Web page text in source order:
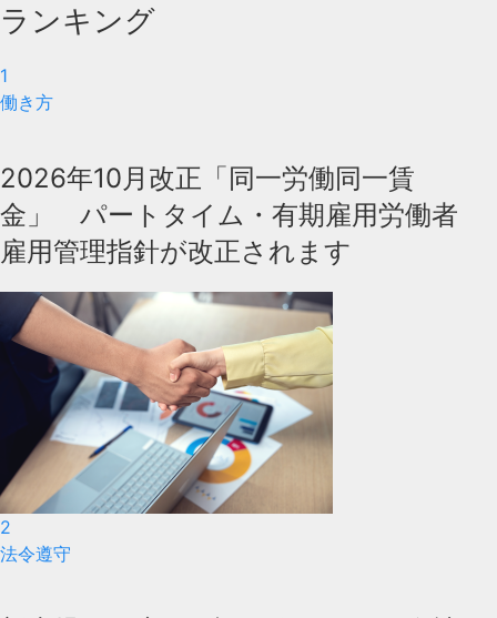
ランキング
1
働き方
2026年10月改正「同一労働同一賃
金」 パートタイム・有期雇用労働者
雇用管理指針が改正されます
2
法令遵守